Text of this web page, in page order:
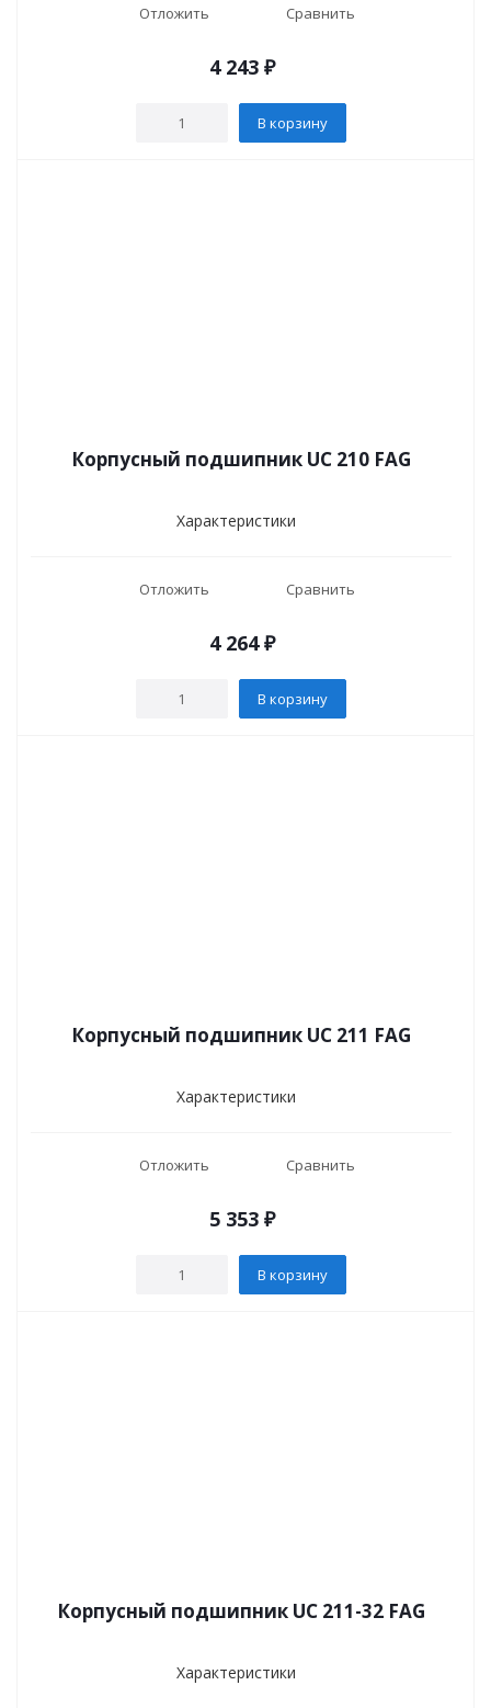
Отложить Сравнить
4 243₽
В корзину
Корпусный подшипник UC 210 FAG
Характеристики
Отложить Сравнить
4 264₽
В корзину
Корпусный подшипник UC 211 FAG
Характеристики
Отложить Сравнить
5 353₽
В корзину
Корпусный подшипник UC 211-32 FAG
Характеристики